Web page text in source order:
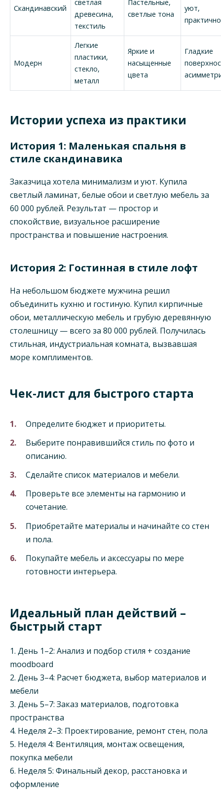
Скандинавский
светлая
древесина,
текстиль
Пастельные,
светлые тона
уют,
Модерн
Легкие
пластики,
стекло,
металл
Яркие и
насыщенные
цвета
Гладкие
Истории успеха из практики
История 1: Маленькая спальня в
стиле скандинавика
Заказчица хотела минимализм и уют. Купила
светлый ламинат, белые обои и светлую мебель за
60 000 рублей. Результат — простор и
спокойствие, визуальное расширение
пространства и повышение настроения.
История 2: Гостинная в стиле лофт
На небольшом бюджете мужчина решил
объединить кухню и гостиную. Купил кирпичные
обои, металлическую мебель и грубую деревянную
столешницу — всего за 80 000 рублей. Получилась
стильная, индустриальная комната, вызвавшая
море комплиментов.
Чек-лист для быстрого старта
Определите бюджет и приоритеты.
Выберите понравившийся стиль по фото и
описанию.
Сделайте список материалов и мебели.
Проверьте все элементы на гармонию и
сочетание.
Приобретайте материалы и начинайте со стен
и пола.
Покупайте мебель и аксессуары по мере
готовности интерьера.
Идеальный план действий –
быстрый старт
1. День 1–2: Анализ и подбор стиля + создание
moodboard
2. День 3–4: Расчет бюджета, выбор материалов и
мебели
3. День 5–7: Заказ материалов, подготовка
пространства
4. Неделя 2–3: Проектирование, ремонт стен, пола
5. Неделя 4: Вентиляция, монтаж освещения,
покупка мебели
6. Неделя 5: Финальный декор, расстановка и
оформление